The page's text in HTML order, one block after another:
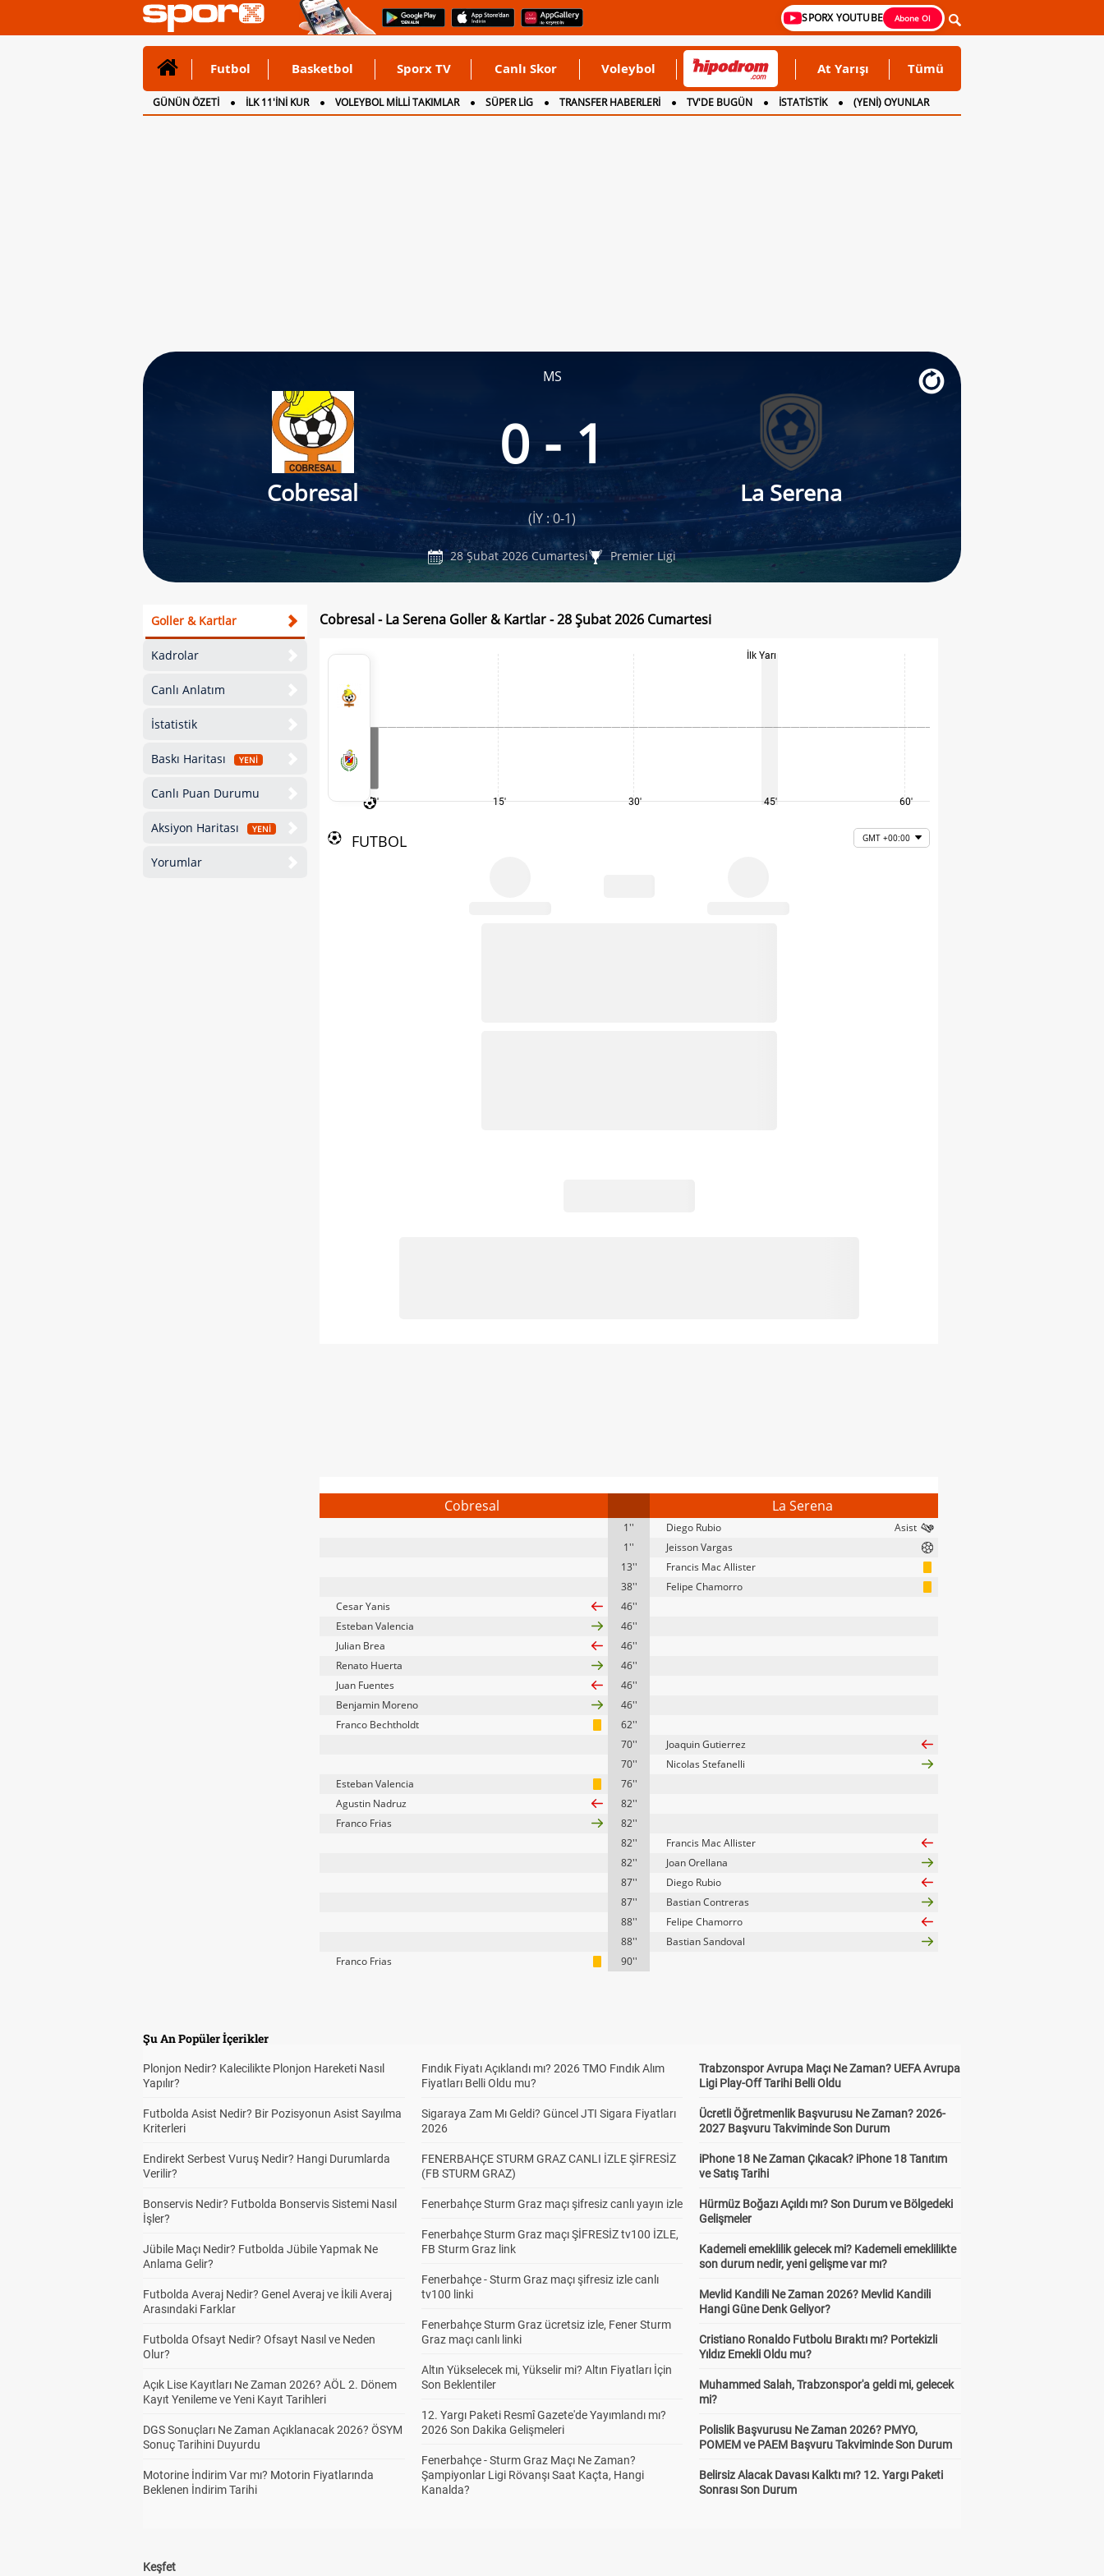
SPORX YOUTUBE Abone Ol
Futbol Basketbol Sporx TV Canlı Skor Voleybol At Yarışı Tümü
GÜNÜN ÖZETİ İLK 11'İNİ KUR VOLEYBOL MİLLİ TAKIMLAR SÜPER LİG TRANSFER HABERLERİ TV'DE BUGÜN İSTATİSTİK
(YENİ) OYUNLAR
CANLI ANLATIM
İNGİLTERE
MS
Cobresal
0 - 1
La Serena
(İY : 0-1)
28 Şubat 2026 Cumartesi Premier Ligi
Goller & Kartlar
Kadrolar
Canlı Anlatım
İstatistik
Baskı Haritası YENİ
Canlı Puan Durumu
Aksiyon Haritası YENİ
Yorumlar
Cobresal - La Serena Goller & Kartlar - 28 Şubat 2026 Cumartesi
0' 15' 30'
İlk Yarı
45' 60'
FUTBOL GMT +00:00
Cobresal La Serena
1''
Diego Rubio
1''
Jeisson Vargas
13''
Francis Mac Allister
38''
Felipe Chamorro
Cesar Yanis
46''
Esteban Valencia
46''
Julian Brea
46''
Renato Huerta
46''
Juan Fuentes
46''
Benjamin Moreno
46''
Franco Bechtholdt
62''
70''
Joaquin Gutierrez
70''
Nicolas Stefanelli
Esteban Valencia
76''
Agustin Nadruz
82''
Franco Frias
82''
82''
Francis Mac Allister
82''
Joan Orellana
87''
Diego Rubio
87''
Bastian Contreras
88''
Felipe Chamorro
88''
Bastian Sandoval
Franco Frias
90''
Şu An Popüler İçerikler
Plonjon Nedir? Kalecilikte Plonjon Hareketi Nasıl
Yapılır?
Futbolda Asist Nedir? Bir Pozisyonun Asist Sayılma
Kriterleri
Endirekt Serbest Vuruş Nedir? Hangi Durumlarda
Verilir?
Bonservis Nedir? Futbolda Bonservis Sistemi Nasıl
İşler?
Jübile Maçı Nedir? Futbolda Jübile Yapmak Ne
Anlama Gelir?
Futbolda Averaj Nedir? Genel Averaj ve İkili Averaj
Arasındaki Farklar
Futbolda Ofsayt Nedir? Ofsayt Nasıl ve Neden
Olur?
Açık Lise Kayıtları Ne Zaman 2026? AÖL 2. Dönem
Kayıt Yenileme ve Yeni Kayıt Tarihleri
DGS Sonuçları Ne Zaman Açıklanacak 2026? ÖSYM
Sonuç Tarihini Duyurdu
Motorine İndirim Var mı? Motorin Fiyatlarında
Beklenen İndirim Tarihi
Fındık Fiyatı Açıklandı mı? 2026 TMO Fındık Alım
Fiyatları Belli Oldu mu?
Sigaraya Zam Mı Geldi? Güncel JTI Sigara Fiyatları
2026
FENERBAHÇE STURM GRAZ CANLI İZLE ŞİFRESİZ
(FB STURM GRAZ)
Fenerbahçe Sturm Graz maçı şifresiz canlı yayın izle
Fenerbahçe Sturm Graz maçı ŞİFRESİZ tv100 İZLE,
FB Sturm Graz link
Fenerbahçe - Sturm Graz maçı şifresiz izle canlı
tv100 linki
Fenerbahçe Sturm Graz ücretsiz izle, Fener Sturm
Graz maçı canlı linki
Altın Yükselecek mi, Yükselir mi? Altın Fiyatları İçin
Son Beklentiler
12. Yargı Paketi Resmî Gazete'de Yayımlandı mı?
2026 Son Dakika Gelişmeleri
Fenerbahçe - Sturm Graz Maçı Ne Zaman?
Şampiyonlar Ligi Rövanşı Saat Kaçta, Hangi
Kanalda?
Trabzonspor Avrupa Maçı Ne Zaman? UEFA Avrupa
Ligi Play-Off Tarihi Belli Oldu
Ücretli Öğretmenlik Başvurusu Ne Zaman? 2026-
2027 Başvuru Takviminde Son Durum
iPhone 18 Ne Zaman Çıkacak? iPhone 18 Tanıtım
ve Satış Tarihi
Hürmüz Boğazı Açıldı mı? Son Durum ve Bölgedeki
Gelişmeler
Kademeli emeklilik gelecek mi? Kademeli emeklilikte
son durum nedir, yeni gelişme var mı?
Mevlid Kandili Ne Zaman 2026? Mevlid Kandili
Hangi Güne Denk Geliyor?
Cristiano Ronaldo Futbolu Bıraktı mı? Portekizli
Yıldız Emekli Oldu mu?
Muhammed Salah, Trabzonspor'a geldi mi, gelecek
mi?
Polislik Başvurusu Ne Zaman 2026? PMYO,
POMEM ve PAEM Başvuru Takviminde Son Durum
Belirsiz Alacak Davası Kalktı mı? 12. Yargı Paketi
Sonrası Son Durum
Keşfet